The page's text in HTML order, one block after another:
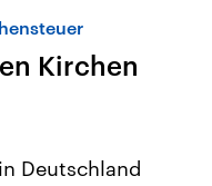
Kirchen
Deutschland